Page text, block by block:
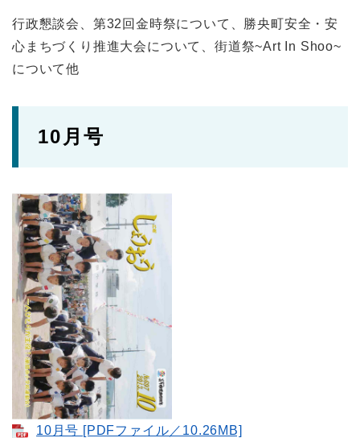
行政懇談会、第32回金時祭について、勝央町安全・安
心まちづくり推進大会について、街道祭~Art In Shoo~
について他
10月号
10月号 [PDFファイル／10.26MB]